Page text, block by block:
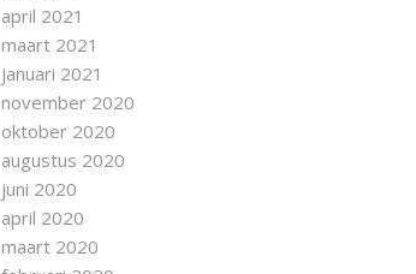
april 2021
maart 2021
januari 2021
november 2020
oktober 2020
augustus 2020
juni 2020
april 2020
maart 2020